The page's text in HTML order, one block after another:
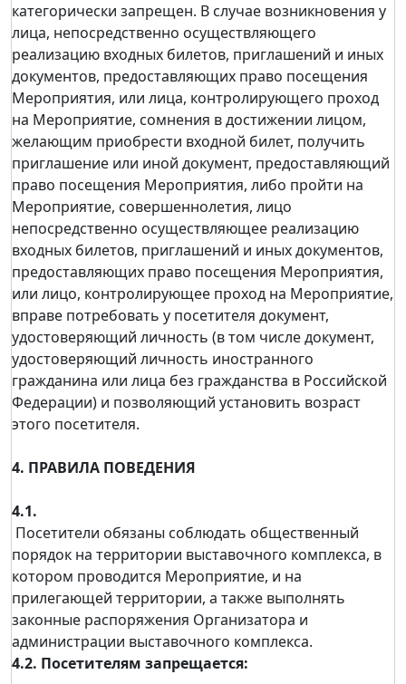
категорически запрещен. В случае возникновения у
лица, непосредственно осуществляющего
реализацию входных билетов, приглашений и иных
документов, предоставляющих право посещения
Мероприятия, или лица, контролирующего проход
на Мероприятие, сомнения в достижении лицом,
желающим приобрести входной билет, получить
приглашение или иной документ, предоставляющий
право посещения Мероприятия, либо пройти на
Мероприятие, совершеннолетия, лицо
непосредственно осуществляющее реализацию
входных билетов, приглашений и иных документов,
предоставляющих право посещения Мероприятия,
или лицо, контролирующее проход на Мероприятие,
вправе потребовать у посетителя документ,
удостоверяющий личность (в том числе документ,
удостоверяющий личность иностранного
гражданина или лица без гражданства в Российской
Федерации) и позволяющий установить возраст
этого посетителя.
4. ПРАВИЛА ПОВЕДЕНИЯ
4.1.
Посетители обязаны соблюдать общественный
порядок на территории выставочного комплекса, в
котором проводится Мероприятие, и на
прилегающей территории, а также выполнять
законные распоряжения Организатора и
администрации выставочного комплекса.
4.2. Посетителям запрещается: